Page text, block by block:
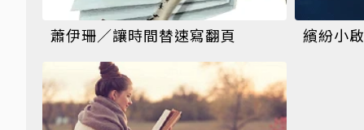
蕭伊珊／讓時間替速寫翻頁 繽紛小啟